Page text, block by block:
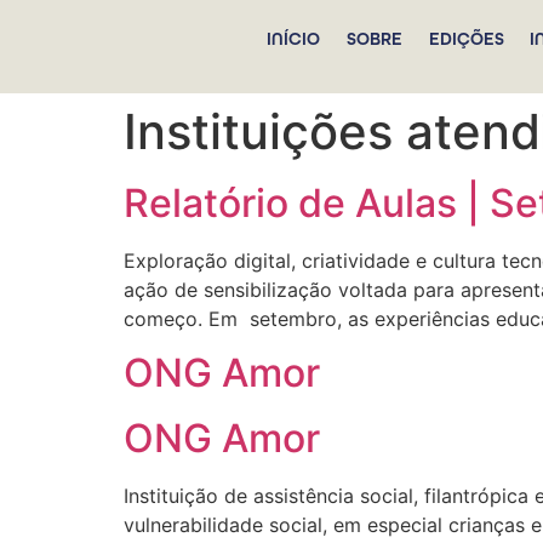
INÍCIO SOBRE EDIÇÕES
Instituições
Relatório de Aulas |
Exploração digital, criatividade e cultura
ação de sensibilização voltada para
começo. Em setembro, as experiências
ONG Amor
ONG Amor
Instituição de assistência social, filantrópica
vulnerabilidade social, em especial crianças